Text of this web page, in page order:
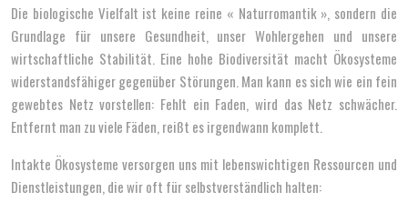
Die biologische Vielfalt ist keine reine « Naturromantik », sondern die
Grundlage für unsere Gesundheit, unser Wohlergehen und unsere
wirtschaftliche Stabilität. Eine hohe Biodiversität macht Ökosysteme
widerstandsfähiger gegenüber Störungen. Man kann es sich wie ein fein
gewebtes Netz vorstellen: Fehlt ein Faden, wird das Netz schwächer.
Entfernt man zu viele Fäden, reißt es irgendwann komplett.
Intakte Ökosysteme versorgen uns mit lebenswichtigen Ressourcen und
Dienstleistungen, die wir oft für selbstverständlich halten: